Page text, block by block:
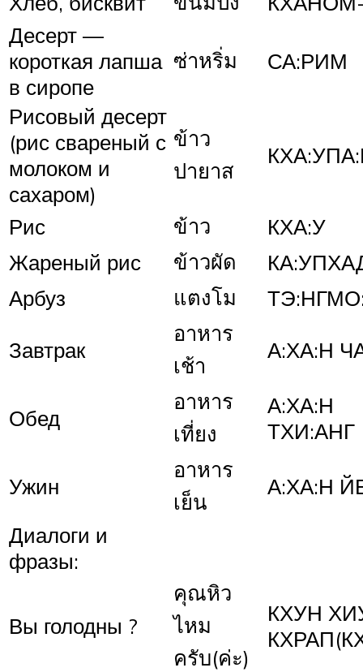
Десерт —
короткая лапша
в сиропе
ซ่าหริ่ม СА:РИМ
Рисовый десерт
(рис свареный с
молоком и
сахаром)
ข้าว
ปายาส
Рис ข้าว
КХА:У
Жареный рис
ข้าวผัด
Арбуз
แตงโม
Завтрак
อาหาร
เช้า
А:ХА:Н
Обед
อาหาร
เที่ยง
А:ХА:Н
ТХИ:АНГ
Ужин
อาหาร
เย็น
А:ХА:Н
Диалоги и
фразы:
Вы голодны ?
คุณหิว
ไหม
ครับ(ค่ะ)
КХУН